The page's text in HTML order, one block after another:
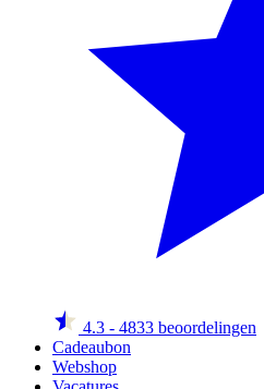
4.3 - 4833 beoordelingen
Cadeaubon
Webshop